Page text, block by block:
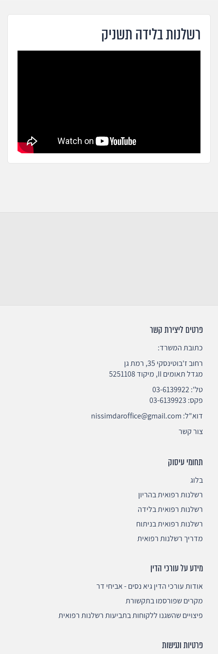
רשלנות בלידה תשניק
פרטים ליצירת קשר
כתובת המשרד:
רחוב ז'בוטינסקי 35, רמת גן
מגדל תאומים II, מיקוד 5251108
טל':03-6139922
פקס: 03-6139923
דוא"ל: nissimdaroffice@gmail.com
צור קשר
תחומי עיסוק
בלוג
רשלנות רפואית בהריון
רשלנות רפואית בלידה
רשלנות רפואית בניתוח
מדריך רשלנות רפואית
מידע על עורכי הדין
אודות עורכי הדין גיא נסים - אביחי דר
מקרים שפורסמו בתקשורת
פיצויים שהשגנו ללקוחות בתביעות רשלנות רפואית
פרטיות ונגישות